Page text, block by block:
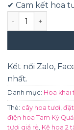
✔ Cam kết hoa
Vinh Quang số
Kết nối Zalo,
nhất.
Danh mục: Hoa khai
Thẻ: cây hoa tươi,
điện hoa Tam Kỳ
tươi giá rẻ, Kệ hoa 2